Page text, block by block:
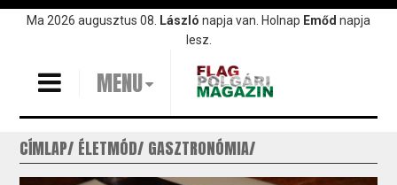
UgrásMa 2026 augusztus 08. László napja van. Holnap Emőd napja
lesz.
MENU
CÍMLAP ÉLETMÓD GASZTRONÓMIA